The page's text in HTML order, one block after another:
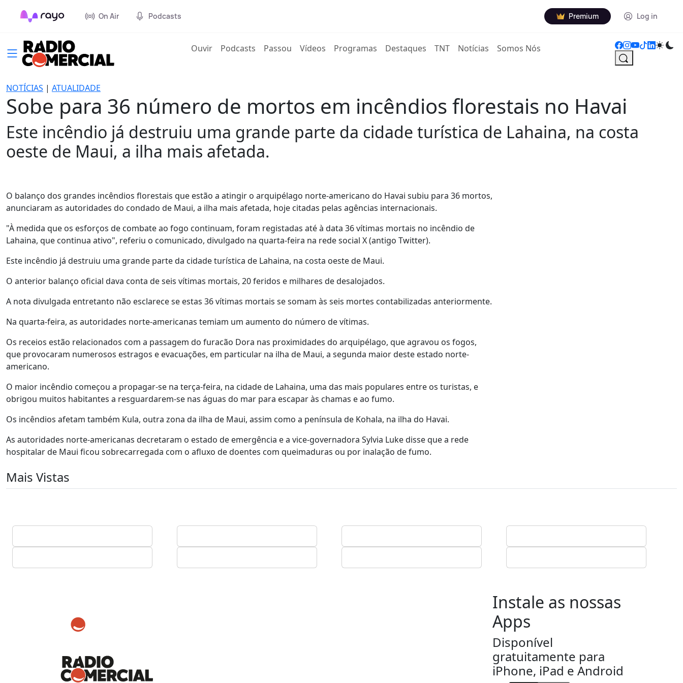
On Air Podcasts Premium Log in
Ouvir(current)
Podcasts Passou Vídeos Programas Destaques TNT Notícias Somos Nós
NOTÍCIAS | ATUALIDADE
Sobe para 36 número de mortos em incêndios florestais no Havai
Este incêndio já destruiu uma grande parte da cidade turística de Lahaina, na costa
oeste de Maui, a ilha mais afetada.
O balanço dos grandes incêndios florestais que estão a atingir o arquipélago norte-americano do Havai subiu para 36 mortos,
anunciaram as autoridades do condado de Maui, a ilha mais afetada, hoje citadas pelas agências internacionais.
"À medida que os esforços de combate ao fogo continuam, foram registadas até à data 36 vítimas mortais no incêndio de
Lahaina, que continua ativo", referiu o comunicado, divulgado na quarta-feira na rede social X (antigo Twitter).
Este incêndio já destruiu uma grande parte da cidade turística de Lahaina, na costa oeste de Maui.
O anterior balanço oficial dava conta de seis vítimas mortais, 20 feridos e milhares de desalojados.
A nota divulgada entretanto não esclarece se estas 36 vítimas mortais se somam às seis mortes contabilizadas anteriormente.
Na quarta-feira, as autoridades norte-americanas temiam um aumento do número de vítimas.
Os receios estão relacionados com a passagem do furacão Dora nas proximidades do arquipélago, que agravou os fogos,
que provocaram numerosos estragos e evacuações, em particular na ilha de Maui, a segunda maior deste estado norte-
americano.
O maior incêndio começou a propagar-se na terça-feira, na cidade de Lahaina, uma das mais populares entre os turistas, e
obrigou muitos habitantes a resguardarem-se nas águas do mar para escapar às chamas e ao fumo.
Os incêndios afetam também Kula, outra zona da ilha de Maui, assim como a península de Kohala, na ilha do Havai.
As autoridades norte-americanas decretaram o estado de emergência e a vice-governadora Sylvia Luke disse que a rede
hospitalar de Maui ficou sobrecarregada com o afluxo de doentes com queimaduras ou por inalação de fumo.
Mais Vistas
Instale as nossas
Apps
Disponível
gratuitamente para
iPhone, iPad e Android